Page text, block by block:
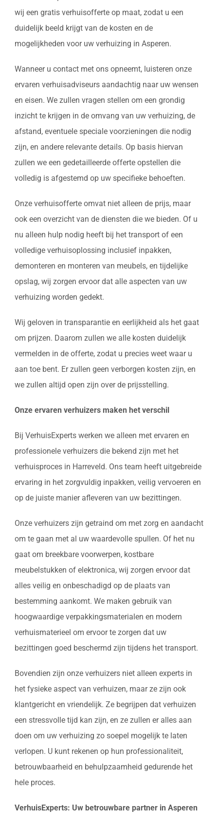
wij een gratis verhuisofferte op maat, zodat u een
duidelijk beeld krijgt van de kosten en de
mogelijkheden voor uw verhuizing in Asperen.
Wanneer u contact met ons opneemt, luisteren onze
ervaren verhuisadviseurs aandachtig naar uw wensen
en eisen. We zullen vragen stellen om een grondig
inzicht te krijgen in de omvang van uw verhuizing, de
afstand, eventuele speciale voorzieningen die nodig
zijn, en andere relevante details. Op basis hiervan
zullen we een gedetailleerde offerte opstellen die
volledig is afgestemd op uw specifieke behoeften.
Onze verhuisofferte omvat niet alleen de prijs, maar
ook een overzicht van de diensten die we bieden. Of u
nu alleen hulp nodig heeft bij het transport of een
volledige verhuisoplossing inclusief inpakken,
demonteren en monteren van meubels, en tijdelijke
opslag, wij zorgen ervoor dat alle aspecten van uw
verhuizing worden gedekt.
Wij geloven in transparantie en eerlijkheid als het gaat
om prijzen. Daarom zullen we alle kosten duidelijk
vermelden in de offerte, zodat u precies weet waar u
aan toe bent. Er zullen geen verborgen kosten zijn, en
we zullen altijd open zijn over de prijsstelling.
Onze ervaren verhuizers maken het verschil
Bij VerhuisExperts werken we alleen met ervaren en
professionele verhuizers die bekend zijn met het
verhuisproces in Harreveld. Ons team heeft uitgebreide
ervaring in het zorgvuldig inpakken, veilig vervoeren en
op de juiste manier afleveren van uw bezittingen.
Onze verhuizers zijn getraind om met zorg en aandacht
om te gaan met al uw waardevolle spullen. Of het nu
gaat om breekbare voorwerpen, kostbare
meubelstukken of elektronica, wij zorgen ervoor dat
alles veilig en onbeschadigd op de plaats van
bestemming aankomt. We maken gebruik van
hoogwaardige verpakkingsmaterialen en modern
verhuismaterieel om ervoor te zorgen dat uw
bezittingen goed beschermd zijn tijdens het transport.
Bovendien zijn onze verhuizers niet alleen experts in
het fysieke aspect van verhuizen, maar ze zijn ook
klantgericht en vriendelijk. Ze begrijpen dat verhuizen
een stressvolle tijd kan zijn, en ze zullen er alles aan
doen om uw verhuizing zo soepel mogelijk te laten
verlopen. U kunt rekenen op hun professionaliteit,
betrouwbaarheid en behulpzaamheid gedurende het
hele proces.
VerhuisExperts: Uw betrouwbare partner in Asperen